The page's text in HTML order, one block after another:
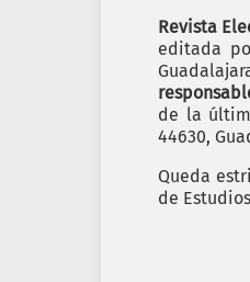
Revista
editada
de la
44630,
Queda
de